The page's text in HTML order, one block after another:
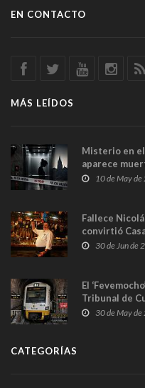
EN CONTACTO
MÁS LEÍDOS
Misterio en
aparece
y las cámaras
10 de May
Fallece
convirtió
en Madrid
30 de Jun de
El
Tribunal de
sobrecoste
30 de May
CATEGORÍAS